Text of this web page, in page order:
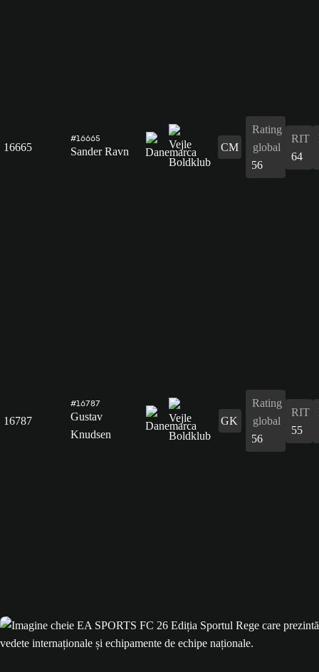
16665
#16665
Sander Ravn CM
Rating
global
56
RIT
64
16787
#16787
Gustav
Knudsen
GK
Rating
global
56
RIT
55